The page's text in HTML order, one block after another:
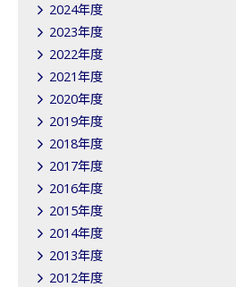
2024年度
2023年度
2022年度
2021年度
2020年度
2019年度
2018年度
2017年度
2016年度
2015年度
2014年度
2013年度
2012年度